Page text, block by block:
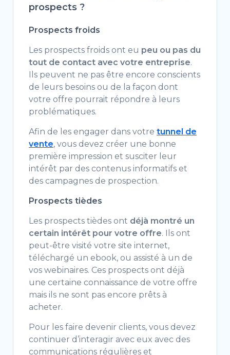
prospects ?
Prospects froids
Les prospects froids ont eu peu ou pas du
tout de contact avec votre entreprise.
Ils peuvent ne pas être encore conscients
de leurs besoins ou de la façon dont
votre offre pourrait répondre à leurs
problématiques.
Afin de les engager dans votre tunnel de
vente, vous devez créer une bonne
première impression et susciter leur
intérêt par des contenus informatifs et
des campagnes de prospection.
Prospects tièdes
Les prospects tièdes ont déjà montré un
certain intérêt pour votre offre. Ils ont
peut-être visité votre site internet,
téléchargé un ebook, ou assisté à un de
vos webinaires. Ces prospects ont déjà
une certaine connaissance de votre offre
mais ils ne sont pas encore prêts à
acheter.
Pour les faire devenir clients, vous devez
continuer d’interagir avec eux avec des
communications régulières et